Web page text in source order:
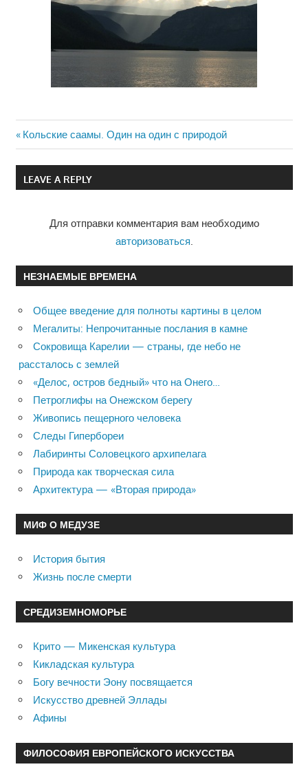
Навигация
по
Previous
Post:
Кольские саамы. Один на один с природой
LEAVE A REPLY
Для отправки комментария вам необходимо
авторизоваться
НЕЗНАЕМЫЕ ВРЕМЕНА
Общее введение для полноты картины в целом
Мегалиты: Непрочитанные послания в камне
Сокровища Карелии — страны, где небо не
рассталось с землей
«Делос, остров бедный» что на Онего…
Петроглифы на Онежском берегу
Живопись пещерного человека
Следы Гипербореи
Лабиринты Соловецкого архипелага
Природа как творческая сила
Архитектура — «Вторая природа»
МИФ О МЕДУЗЕ
История бытия
Жизнь после смерти
СРЕДИЗЕМНОМОРЬЕ
Крито — Микенская культура
Кикладская культура
Богу вечности Эону посвящается
Искусство древней Эллады
Афины
ФИЛОСОФИЯ ЕВРОПЕЙСКОГО ИСКУССТВА